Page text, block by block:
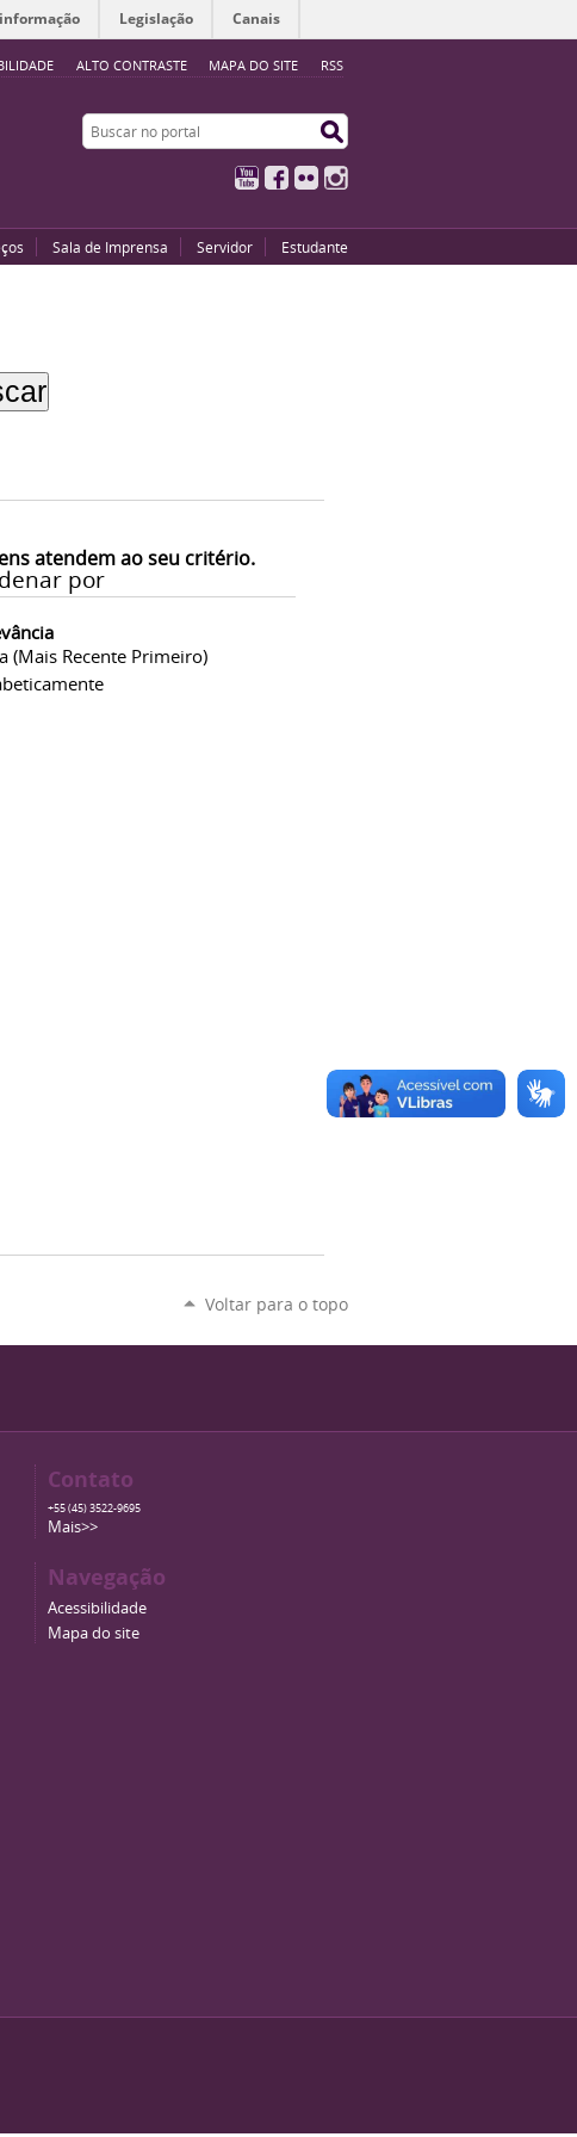
ALTO CONTRASTE MAPA DO SITE RSS
Legislação Canais
Buscar no portal
YouTubeFacebook
Flickr
Sala de Imprensa Servidor Estudante
atendem ao seu critério.
por
(mais Recente Primeiro)
Voltar para o topo
Contato
+55 (45) 3522-9695
Mais>>
Navegação
Acessibilidade
Mapa do site